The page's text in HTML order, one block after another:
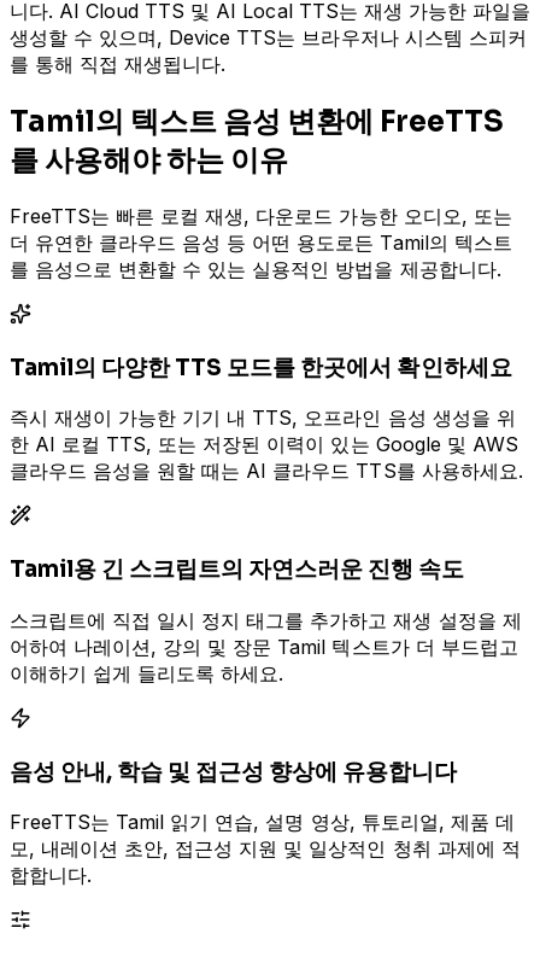
니다. AI Cloud TTS 및 AI Local TTS는 재생 가능한 파일을
생성할 수 있으며, Device TTS는 브라우저나 시스템 스피커
를 통해 직접 재생됩니다.
Tamil의 텍스트 음성 변환에 FreeTTS
를 사용해야 하는 이유
FreeTTS는 빠른 로컬 재생, 다운로드 가능한 오디오, 또는
더 유연한 클라우드 음성 등 어떤 용도로든 Tamil의 텍스트
를 음성으로 변환할 수 있는 실용적인 방법을 제공합니다.
Tamil의 다양한 TTS 모드를 한곳에서 확인하세요
즉시 재생이 가능한 기기 내 TTS, 오프라인 음성 생성을 위
한 AI 로컬 TTS, 또는 저장된 이력이 있는 Google 및 AWS
클라우드 음성을 원할 때는 AI 클라우드 TTS를 사용하세요.
Tamil용 긴 스크립트의 자연스러운 진행 속도
스크립트에 직접 일시 정지 태그를 추가하고 재생 설정을 제
어하여 나레이션, 강의 및 장문 Tamil 텍스트가 더 부드럽고
이해하기 쉽게 들리도록 하세요.
음성 안내, 학습 및 접근성 향상에 유용합니다
FreeTTS는 Tamil 읽기 연습, 설명 영상, 튜토리얼, 제품 데
모, 내레이션 초안, 접근성 지원 및 일상적인 청취 과제에 적
합합니다.